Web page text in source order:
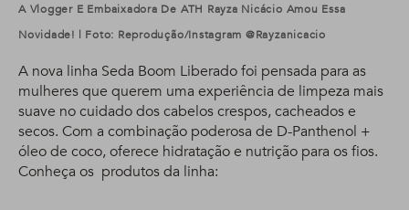
A Vlogger E Embaixadora De ATH Rayza Nicácio Amou Essa
Novidade! | Foto: Reprodução/Instagram @rayzanicacio
A nova linha Seda Boom Liberado foi pensada para as
mulheres que querem uma experiência de limpeza mais
suave no cuidado dos cabelos crespos, cacheados e
secos. Com a combinação poderosa de D-Panthenol +
óleo de coco, oferece hidratação e nutrição para os fios.
Conheça os produtos da linha: